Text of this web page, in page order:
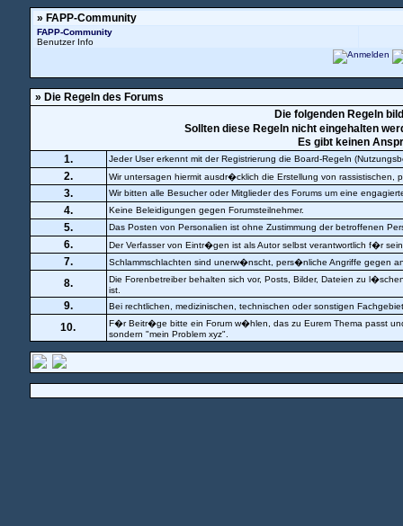
» FAPP-Community
FAPP-Community
Benutzer Info
» Die Regeln des Forums
Die folgenden Regeln
Sollten diese Regeln nicht eingehalten
Es gibt keinen
1.
Jeder User erkennt mit der Registrierung die Board-Regeln
2. Wir untersagen hiermit ausdr�cklich die Erstellung von
3. Wir bitten alle Besucher oder Mitglieder des Forums um eine
4. Keine Beleidigungen gegen Forumsteilnehmer.
5. Das Posten von Personalien ist ohne Zustimmung der betroffenen
6. Der Verfasser von Eintr�gen ist als Autor selbst verantwortlich f�r
7. Schlammschlachten sind unerw�nscht, pers�nliche Angriffe gegen
8.
Die Forenbetreiber behalten sich vor, Posts, Bilder, Dateien zu
ist.
9. Bei rechtlichen, medizinischen, technischen oder sonstigen
10.
F�r Beitr�ge bitte ein Forum w�hlen, das zu Eurem Thema passt
sondern "mein Problem xyz".